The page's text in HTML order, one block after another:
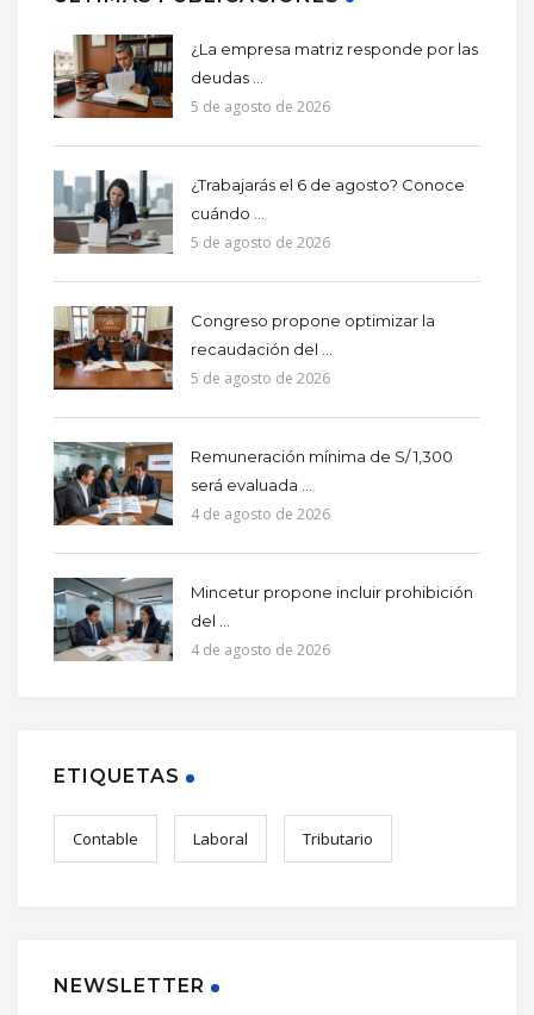
¿La empresa matriz responde por las
deudas ...
5 de agosto de 2026
¿Trabajarás el 6 de agosto? Conoce
cuándo ...
5 de agosto de 2026
Congreso propone optimizar la
recaudación del ...
5 de agosto de 2026
Remuneración mínima de S/ 1,300
será evaluada ...
4 de agosto de 2026
Mincetur propone incluir prohibición
del ...
4 de agosto de 2026
ETIQUETAS
Contable Laboral Tributario
NEWSLETTER